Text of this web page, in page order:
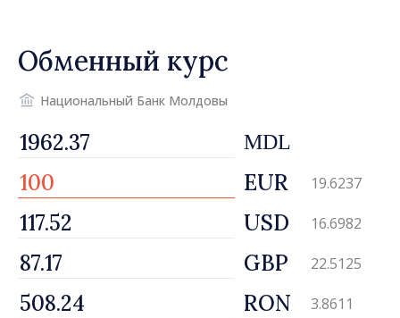
Обменный курс
Национальный Банк Молдовы
MDL
EUR 19.6237
USD 16.6982
GBP 22.5125
RON 3.8611